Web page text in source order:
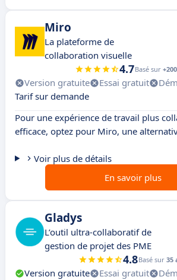
Miro
La plateforme de
collaboration visuelle
4.7Basé sur
Version gratuite Essai gratuit
Tarif sur demande
Pour une expérience de travail plus
efficace, optez pour Miro, une
Voir plus de détails
En savoir plus
Gladys
L’outil ultra-collaboratif de
gestion de projet des PME
4.8Basé sur 35
Version gratuite Essai gratuit